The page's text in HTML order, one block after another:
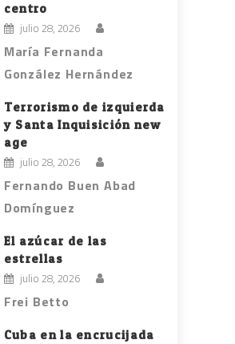
centro
julio 28, 2026
María Fernanda
González Hernández
Terrorismo de izquierda
y Santa Inquisición new
age
julio 28, 2026
Fernando Buen Abad
Domínguez
El azúcar de las
estrellas
julio 28, 2026
Frei Betto
Cuba en la encrucijada